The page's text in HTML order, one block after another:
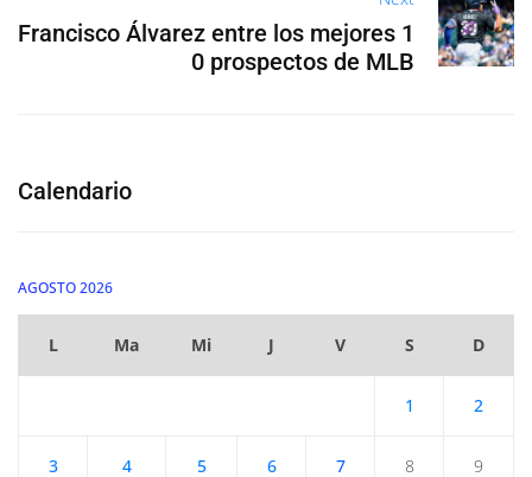
Francisco Álvarez entre los mejores 1
0 prospectos de MLB
Calendario
AGOSTO 2026
L Ma Mi J V S D
1 2
3 4 5 6 7 8 9